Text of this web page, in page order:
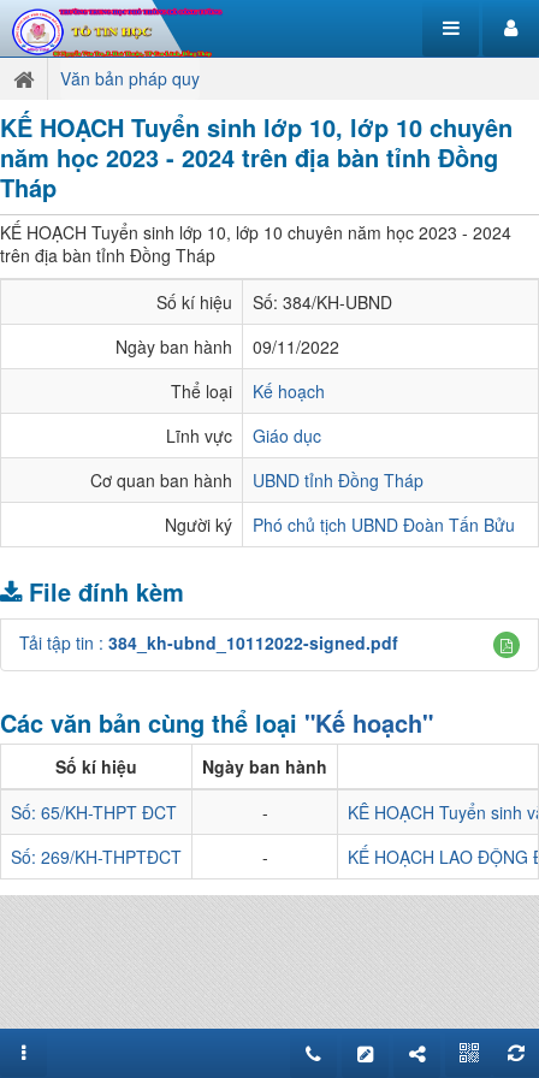
Văn bản pháp quy
KẾ HOẠCH Tuyển sinh lớp 10, lớp 10 chuyên
năm học 2023 - 2024 trên địa bàn tỉnh Đồng
Tháp
KẾ HOẠCH Tuyển sinh lớp 10, lớp 10 chuyên năm học 2023 - 2024
trên địa bàn tỉnh Đồng Tháp
Số kí hiệu
Số: 384/KH-UBND
Ngày ban hành
09/11/2022
Thể loại
Kế hoạch
Lĩnh vực
Giáo dục
Cơ quan ban hành
UBND tỉnh Đồng Tháp
Người ký
Phó chủ tịch UBND Đoàn Tấn Bửu
File đính kèm
Tải tập tin : 384_kh-ubnd_10112022-signed.pdf
Các văn bản cùng thể loại "Kế hoạch"
Số kí hiệu
Ngày ban hành
Số: 65/KH-THPT ĐCT
-
KÊ HOẠCH Tuyển sinh
Số: 269/KH-THPTĐCT
- KẾ HOẠCH LAO ĐỘNG